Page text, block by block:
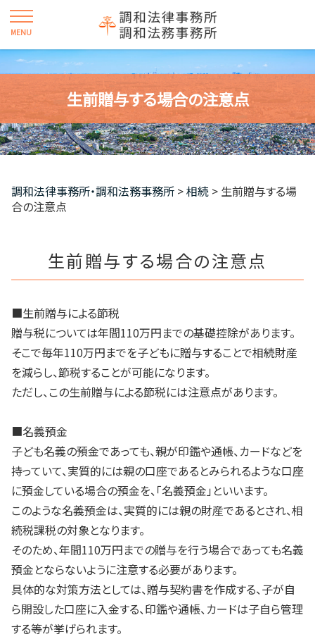
生前贈与する場合の注意点
調和法律事務所・調和法務事務所 >相続 > 生前贈与する場
合の注意点
生前贈与する場合の注意点
■生前贈与による節税
贈与税については年間110万円までの基礎控除があります。
そこで毎年110万円までを子どもに贈与することで相続財産
を減らし、節税することが可能になります。
ただし、この生前贈与による節税には注意点があります。
■名義預金
子ども名義の預金であっても、親が印鑑や通帳、カードなどを
持っていて、実質的には親の口座であるとみられるような口座
に預金している場合の預金を、「名義預金」といいます。
このような名義預金は、実質的には親の財産であるとされ、相
続税課税の対象となります。
そのため、年間110万円までの贈与を行う場合であっても名義
預金とならないように注意する必要があります。
具体的な対策方法としては、贈与契約書を作成する、子が自
ら開設した口座に入金する、印鑑や通帳、カードは子自ら管理
する等が挙げられます。